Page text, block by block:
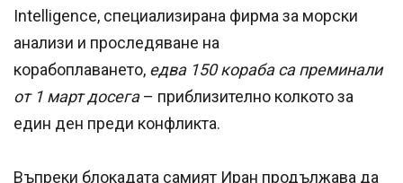
Intelligence, специализирана фирма за морски
анализи и проследяване на
корабоплаването, едва 150 кораба са преминали
от 1 март досега– приблизително колкото за
един ден преди конфликта.
Въпреки блокадата самият Иран продължава да